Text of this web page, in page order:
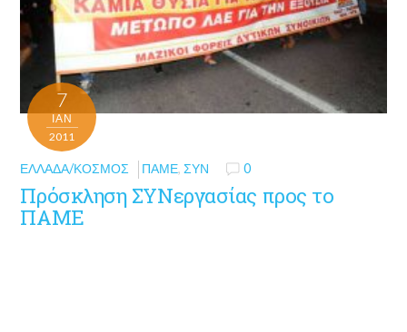
7
ΙΑΝ
2011
ΕΛΛΆΔΑ/ΚΌΣΜΟΣ ΠΑΜΕ,ΣΥΝ 0
Πρόσκληση ΣΥΝεργασίας προς το
ΠΑΜΕ